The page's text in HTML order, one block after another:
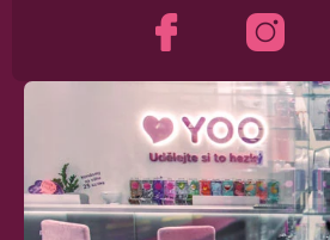
Garance vrácení
Máte30 dnína